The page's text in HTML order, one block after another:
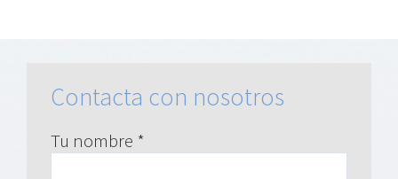
Contacta con nosotros
Tu nombre *